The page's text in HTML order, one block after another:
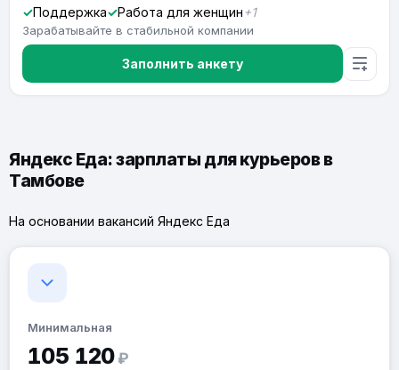
Поддержка
Работа для женщин +1
Зарабатывайте в стабильной компании
Заполнить анкету
Яндекс Еда: зарплаты для курьеров в
Тамбове
На основании вакансий Яндекс Еда
Минимальная
105 120 ₽